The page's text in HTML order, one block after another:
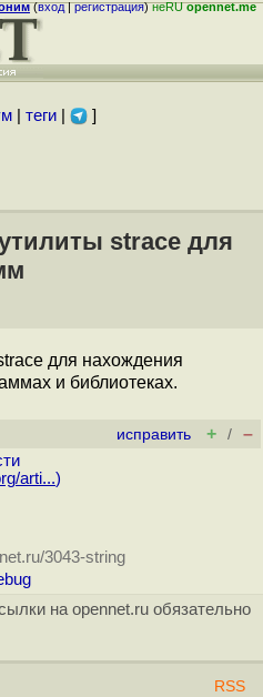
(вход|регистрация)неRUopennet.me
| теги| ]
strace для
для нахождения
и библиотеках.
исправить + / –
arti...)
3043-string
на opennet.ru обязательно
RSS